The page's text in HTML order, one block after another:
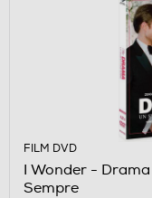
FILM DVD
I Wonder -
Sempre